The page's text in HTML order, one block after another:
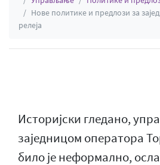
Нове политике и предлози за
релеја
Историјски гледано,
заједницом оператора
било је неформално,